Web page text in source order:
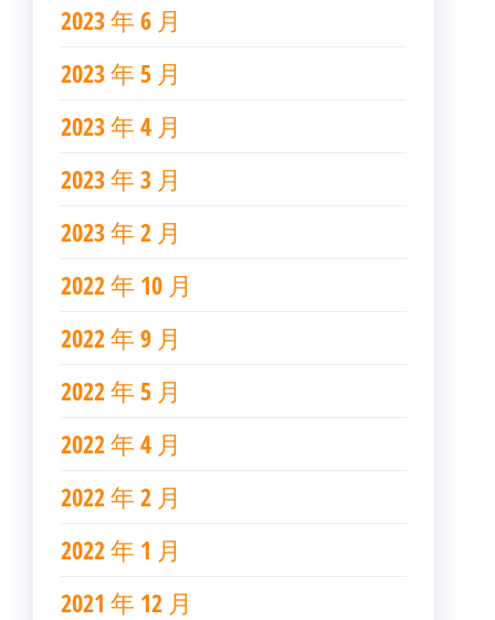
2023 年 6 月
2023 年 5 月
2023 年 4 月
2023 年 3 月
2023 年 2 月
2022 年 10 月
2022 年 9 月
2022 年 5 月
2022 年 4 月
2022 年 2 月
2022 年 1 月
2021 年 12 月